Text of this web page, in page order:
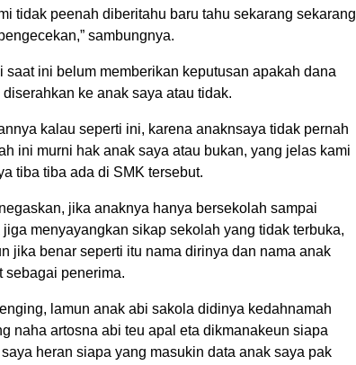
tidak peenah diberitahu baru tahu sekarang sekarang
sambungnya.
saat ini belum memberikan keputusan apakah dana
ke anak saya atau tidak.
kalau seperti ini, karena anaknsaya tidak pernah
ini murni hak anak saya atau bukan, yang jelas kami
tiba tiba ada di SMK tersebut.
jika anaknya hanya bersekolah sampai
menyayangkan sikap sekolah yang tidak terbuka,
jika benar seperti itu nama dirinya dan nama anak
sebagai penerima.
lamun anak abi sakola didinya kedahnamah
naha artosna abi teu apal eta dikmanakeun siapa
heran siapa yang masukin data anak saya pak